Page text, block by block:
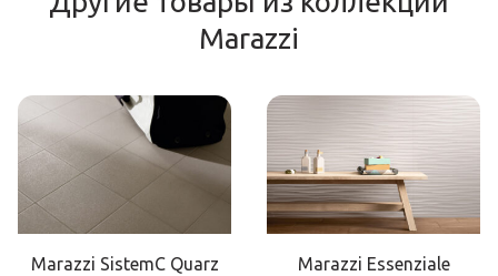
Marazzi
Marazzi SistemC Quarz Marazzi Essenziale